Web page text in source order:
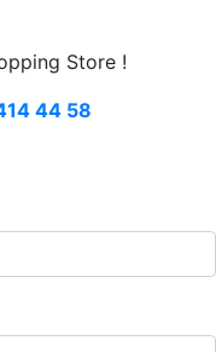
Store !
44 58